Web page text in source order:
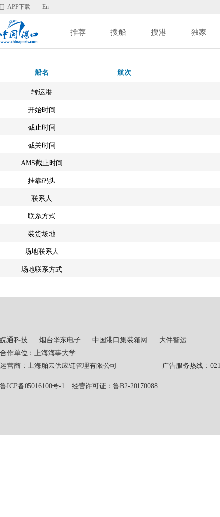
APP下载 En
推荐 搜船 搜港 独家
船名 航次
转运港
开始时间
截止时间
截关时间
AMS截止时间
挂靠码头
联系人
联系方式
装货场地
场地联系人
场地联系方式
皖通科技 烟台华东电子 中国港口集装箱网
大件智运
合作单位：上海海事大学
运营商：上海舶云供应链管理有限公司 广告服务热线：021-
鲁ICP备05016100号-1 经营许可证：鲁B2-20170088